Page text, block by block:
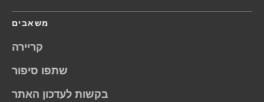
משאבים
קריירה
שתפו סיפור
בקשות לעדכון האתר